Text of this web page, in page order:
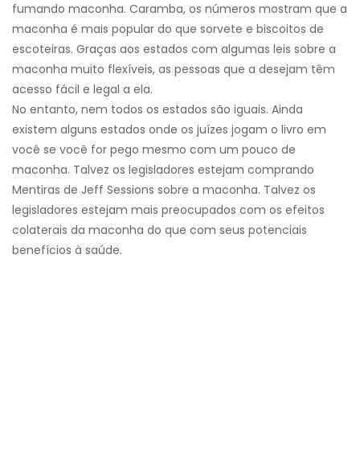
fumando maconha. Caramba, os números mostram que a
maconha é mais popular do que sorvete e biscoitos de
escoteiras. Graças aos estados com algumas leis sobre a
maconha muito flexíveis, as pessoas que a desejam têm
acesso fácil e legal a ela.
No entanto, nem todos os estados são iguais. Ainda
existem alguns estados onde os juízes jogam o livro em
você se você for pego mesmo com um pouco de
maconha. Talvez os legisladores estejam comprando
Mentiras de Jeff Sessions sobre a maconha. Talvez os
legisladores estejam mais preocupados com os efeitos
colaterais da maconha do que com seus potenciais
benefícios à saúde.